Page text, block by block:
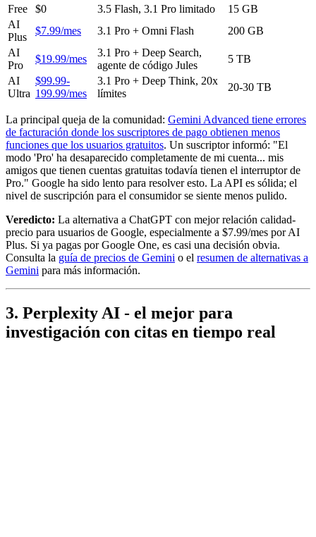
Free
$0 3.5 Flash, 3.1 Pro limitado
15 GB
AI
Plus
$7.99/mes 3.1 Pro + Omni Flash
200 GB
AI
Pro
$19.99/mes
3.1 Pro + Deep Search,
agente de código Jules
5 TB
AI
Ultra
$99.99-
199.99/mes
3.1 Pro + Deep Think, 20x
límites
20-30 TB
La principal queja de la comunidad: Gemini Advanced tiene errores
de facturación donde los suscriptores de pago obtienen menos
funciones que los usuarios gratuitos. Un suscriptor informó: "El
modo 'Pro' ha desaparecido completamente de mi cuenta... mis
amigos que tienen cuentas gratuitas todavía tienen el interruptor de
Pro." Google ha sido lento para resolver esto. La API es sólida; el
nivel de suscripción para el consumidor se siente menos pulido.
Veredicto: La alternativa a ChatGPT con mejor relación calidad-
precio para usuarios de Google, especialmente a $7.99/mes por AI
Plus. Si ya pagas por Google One, es casi una decisión obvia.
Consulta la guía de precios de Gemini o el resumen de alternativas a
Gemini para más información.
3. Perplexity AI - el mejor para
investigación con citas en tiempo real